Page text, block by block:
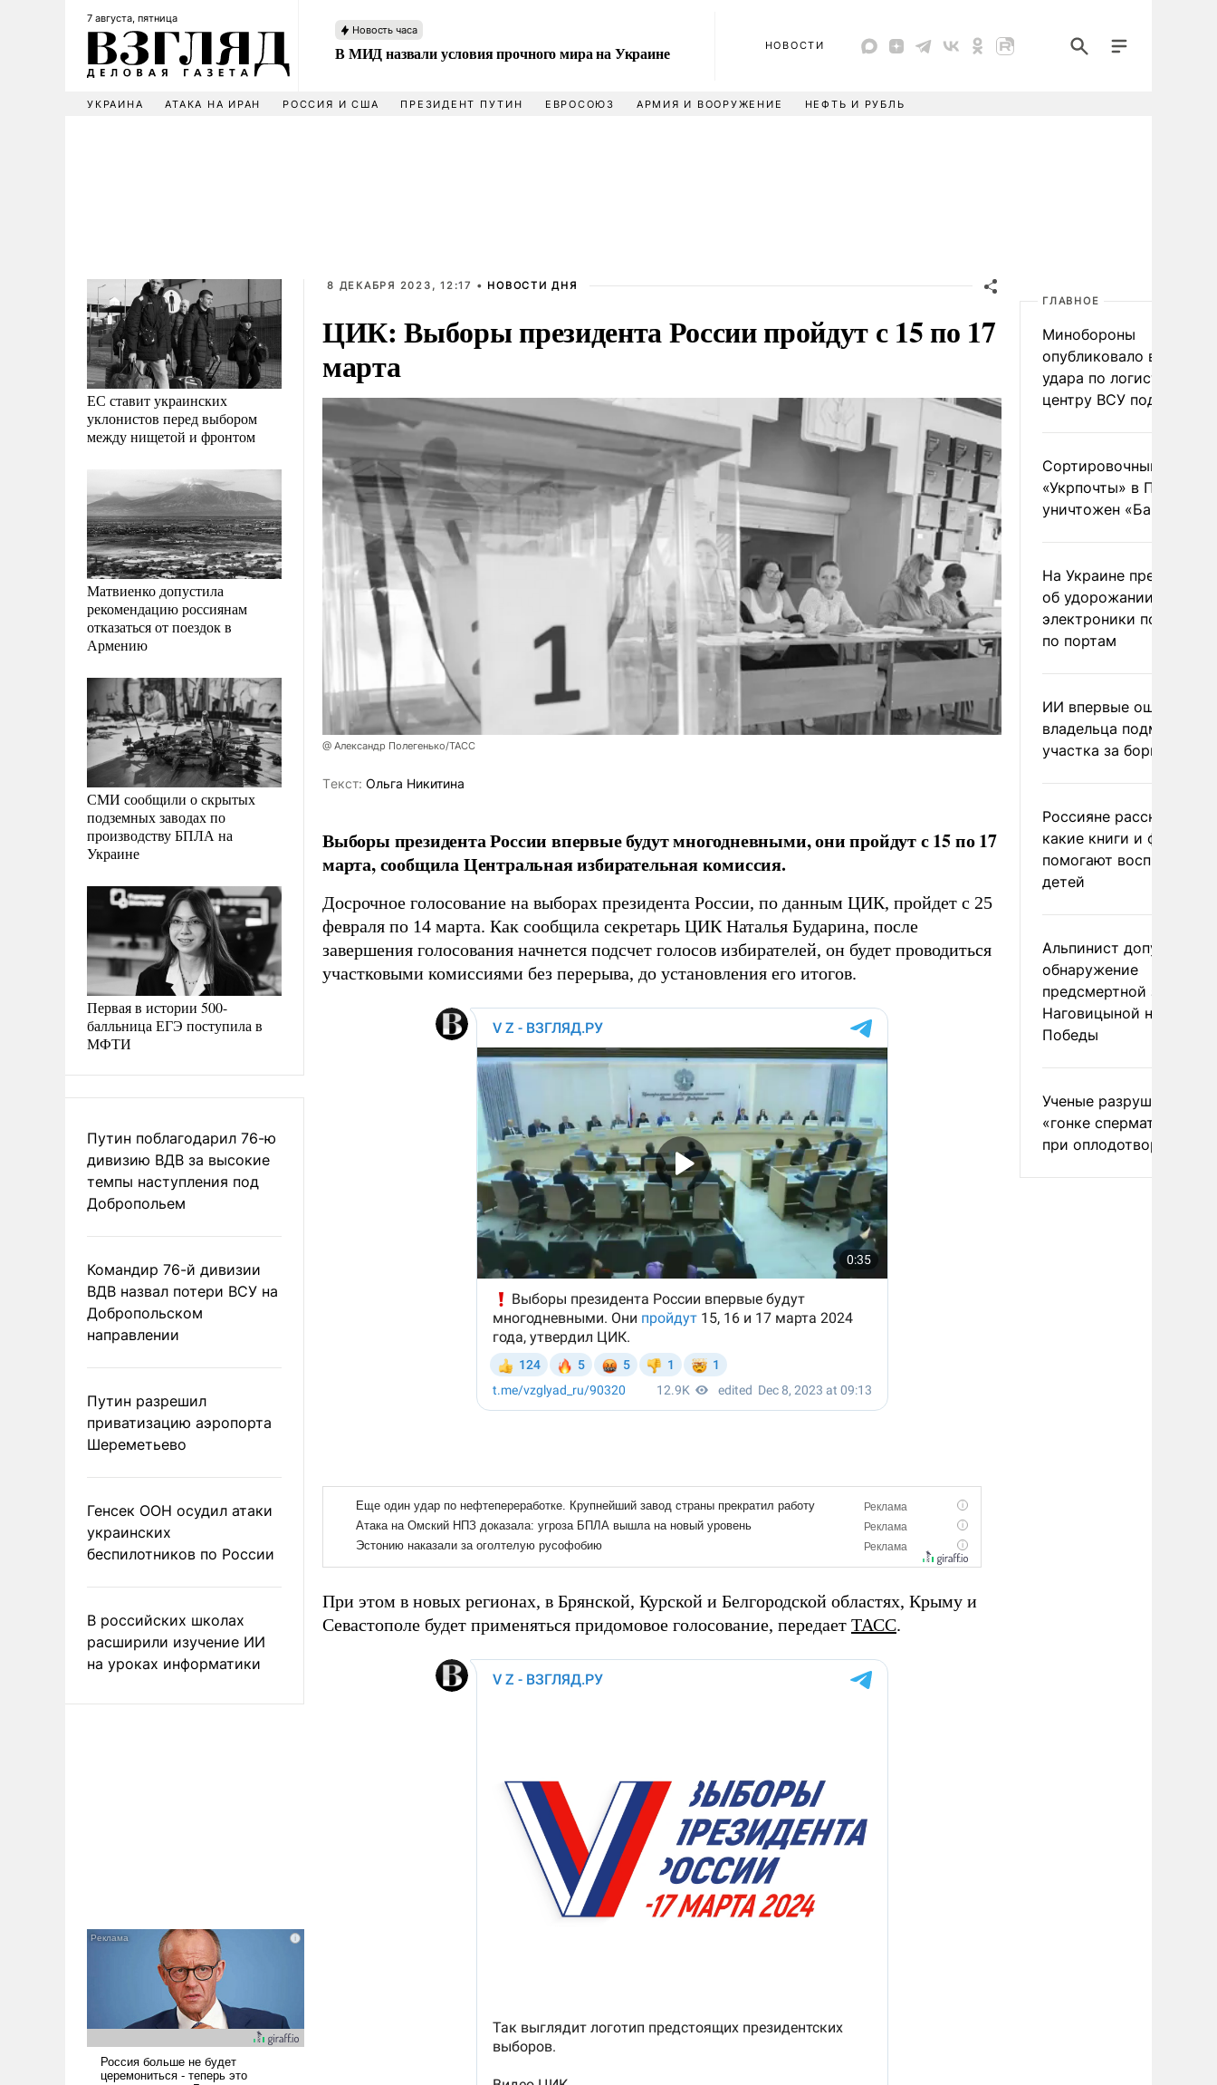
7 августа, пятница
Новость часа
В МИД назвали условия прочного мира на Украине НОВОСТИ
УКРАИНА АТАКА НА ИРАН РОССИЯ И США ПРЕЗИДЕНТ ПУТИН ЕВРОСОЮЗ АРМИЯ И ВООРУЖЕНИЕ НЕФТЬ И РУБЛЬ
ЕС ставит украинских
уклонистов перед выбором
между нищетой и фронтом
Матвиенко допустила
рекомендацию россиянам
отказаться от поездок в
Армению
СМИ сообщили о скрытых
подземных заводах по
производству БПЛА на
Украине
Первая в истории 500-
балльница ЕГЭ поступила в
МФТИ
Путин поблагодарил 76-ю
дивизию ВДВ за высокие
темпы наступления под
Добропольем
Командир 76-й дивизии
ВДВ назвал потери ВСУ на
Добропольском
направлении
Путин разрешил
приватизацию аэропорта
Шереметьево
Генсек ООН осудил атаки
украинских
беспилотников по России
В российских школах
расширили изучение ИИ
на уроках информатики
8 ДЕКАБРЯ 2023, 12:17 • НОВОСТИ ДНЯ
ЦИК: Выборы президента России пройдут с 15 по 17
марта
@ Александр Полегенько/ТАСС
Tекст: Ольга Никитина
Выборы президента России впервые будут многодневными, они пройдут с 15 по 17
марта, сообщила Центральная избирательная комиссия.
Досрочное голосование на выборах президента России, по данным ЦИК, пройдет с 25
февраля по 14 марта. Как сообщила секретарь ЦИК Наталья Бударина, после
завершения голосования начнется подсчет голосов избирателей, он будет проводиться
участковыми комиссиями без перерыва, до установления его итогов.
При этом в новых регионах, в Брянской, Курской и Белгородской областях, Крыму и
Севастополе будет применяться придомовое голосование, передает ТАСС.
ГЛАВНОЕ
Минобороны
опубликовало видео
удара по
центру ВСУ под Киевом
Сортировочный пункт
«Укрпочты» в
уничтожен
На Украине
об удорожании
электроники после
по портам
ИИ впервые
владельца
участка за борщевик
Россияне рассказали,
какие книги и фильмы
помогают воспитывать
детей
Альпинист допустил
обнаружение
предсмертной записки
Наговицыной на пике
Победы
Ученые разрушили миф
«гонке
при оплодотворении